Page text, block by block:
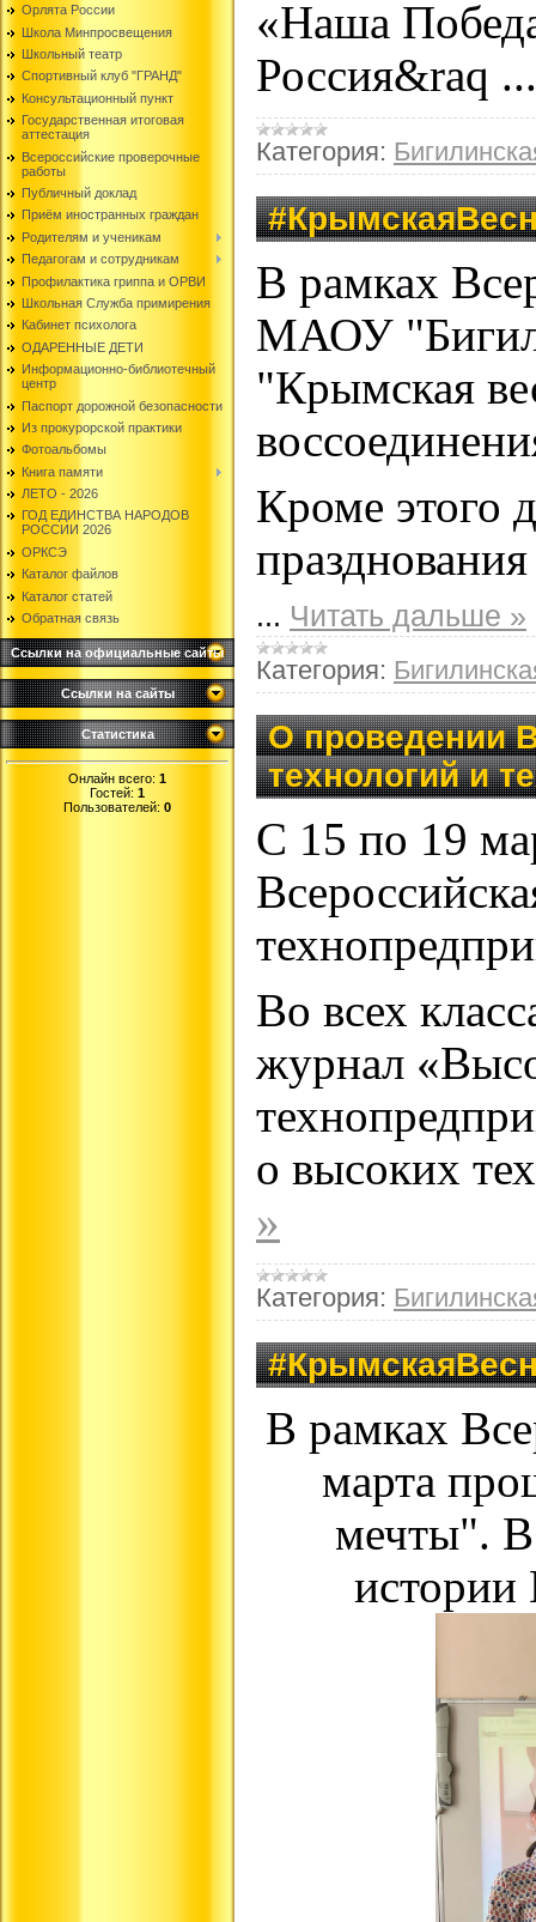
Орлята России
Школа Минпросвещения
Школьный театр
Спортивный клуб "ГРАНД"
Консультационный пункт
Государственная итоговая
аттестация
Всероссийские проверочные
работы
Публичный доклад
Приём иностранных граждан
Родителям и ученикам
Педагогам и сотрудникам
Профилактика гриппа и ОРВИ
Школьная Служба примирения
Кабинет психолога
ОДАРЕННЫЕ ДЕТИ
Информационно-библиотечный
центр
Паспорт дорожной безопасности
Из прокурорской практики
Фотоальбомы
Книга памяти
ЛЕТО - 2026
ГОД ЕДИНСТВА НАРОДОВ
РОССИИ 2026
ОРКСЭ
Каталог файлов
Каталог статей
Обратная связь
Ссылки на официальные сайты
Ссылки на сайты
Статистика
Онлайн всего: 1
Гостей: 1
Пользователей: 0
«Наша
Россия&raq
Категория:
В рамках
МАОУ
"Крымская
Кроме этого
... Читать дальше »
Категория:
О проведении
технологий и
С 15 по 19
Во всех
журнал
о высоких
»
Категория:
В рамках
марта
мечты". В
истории